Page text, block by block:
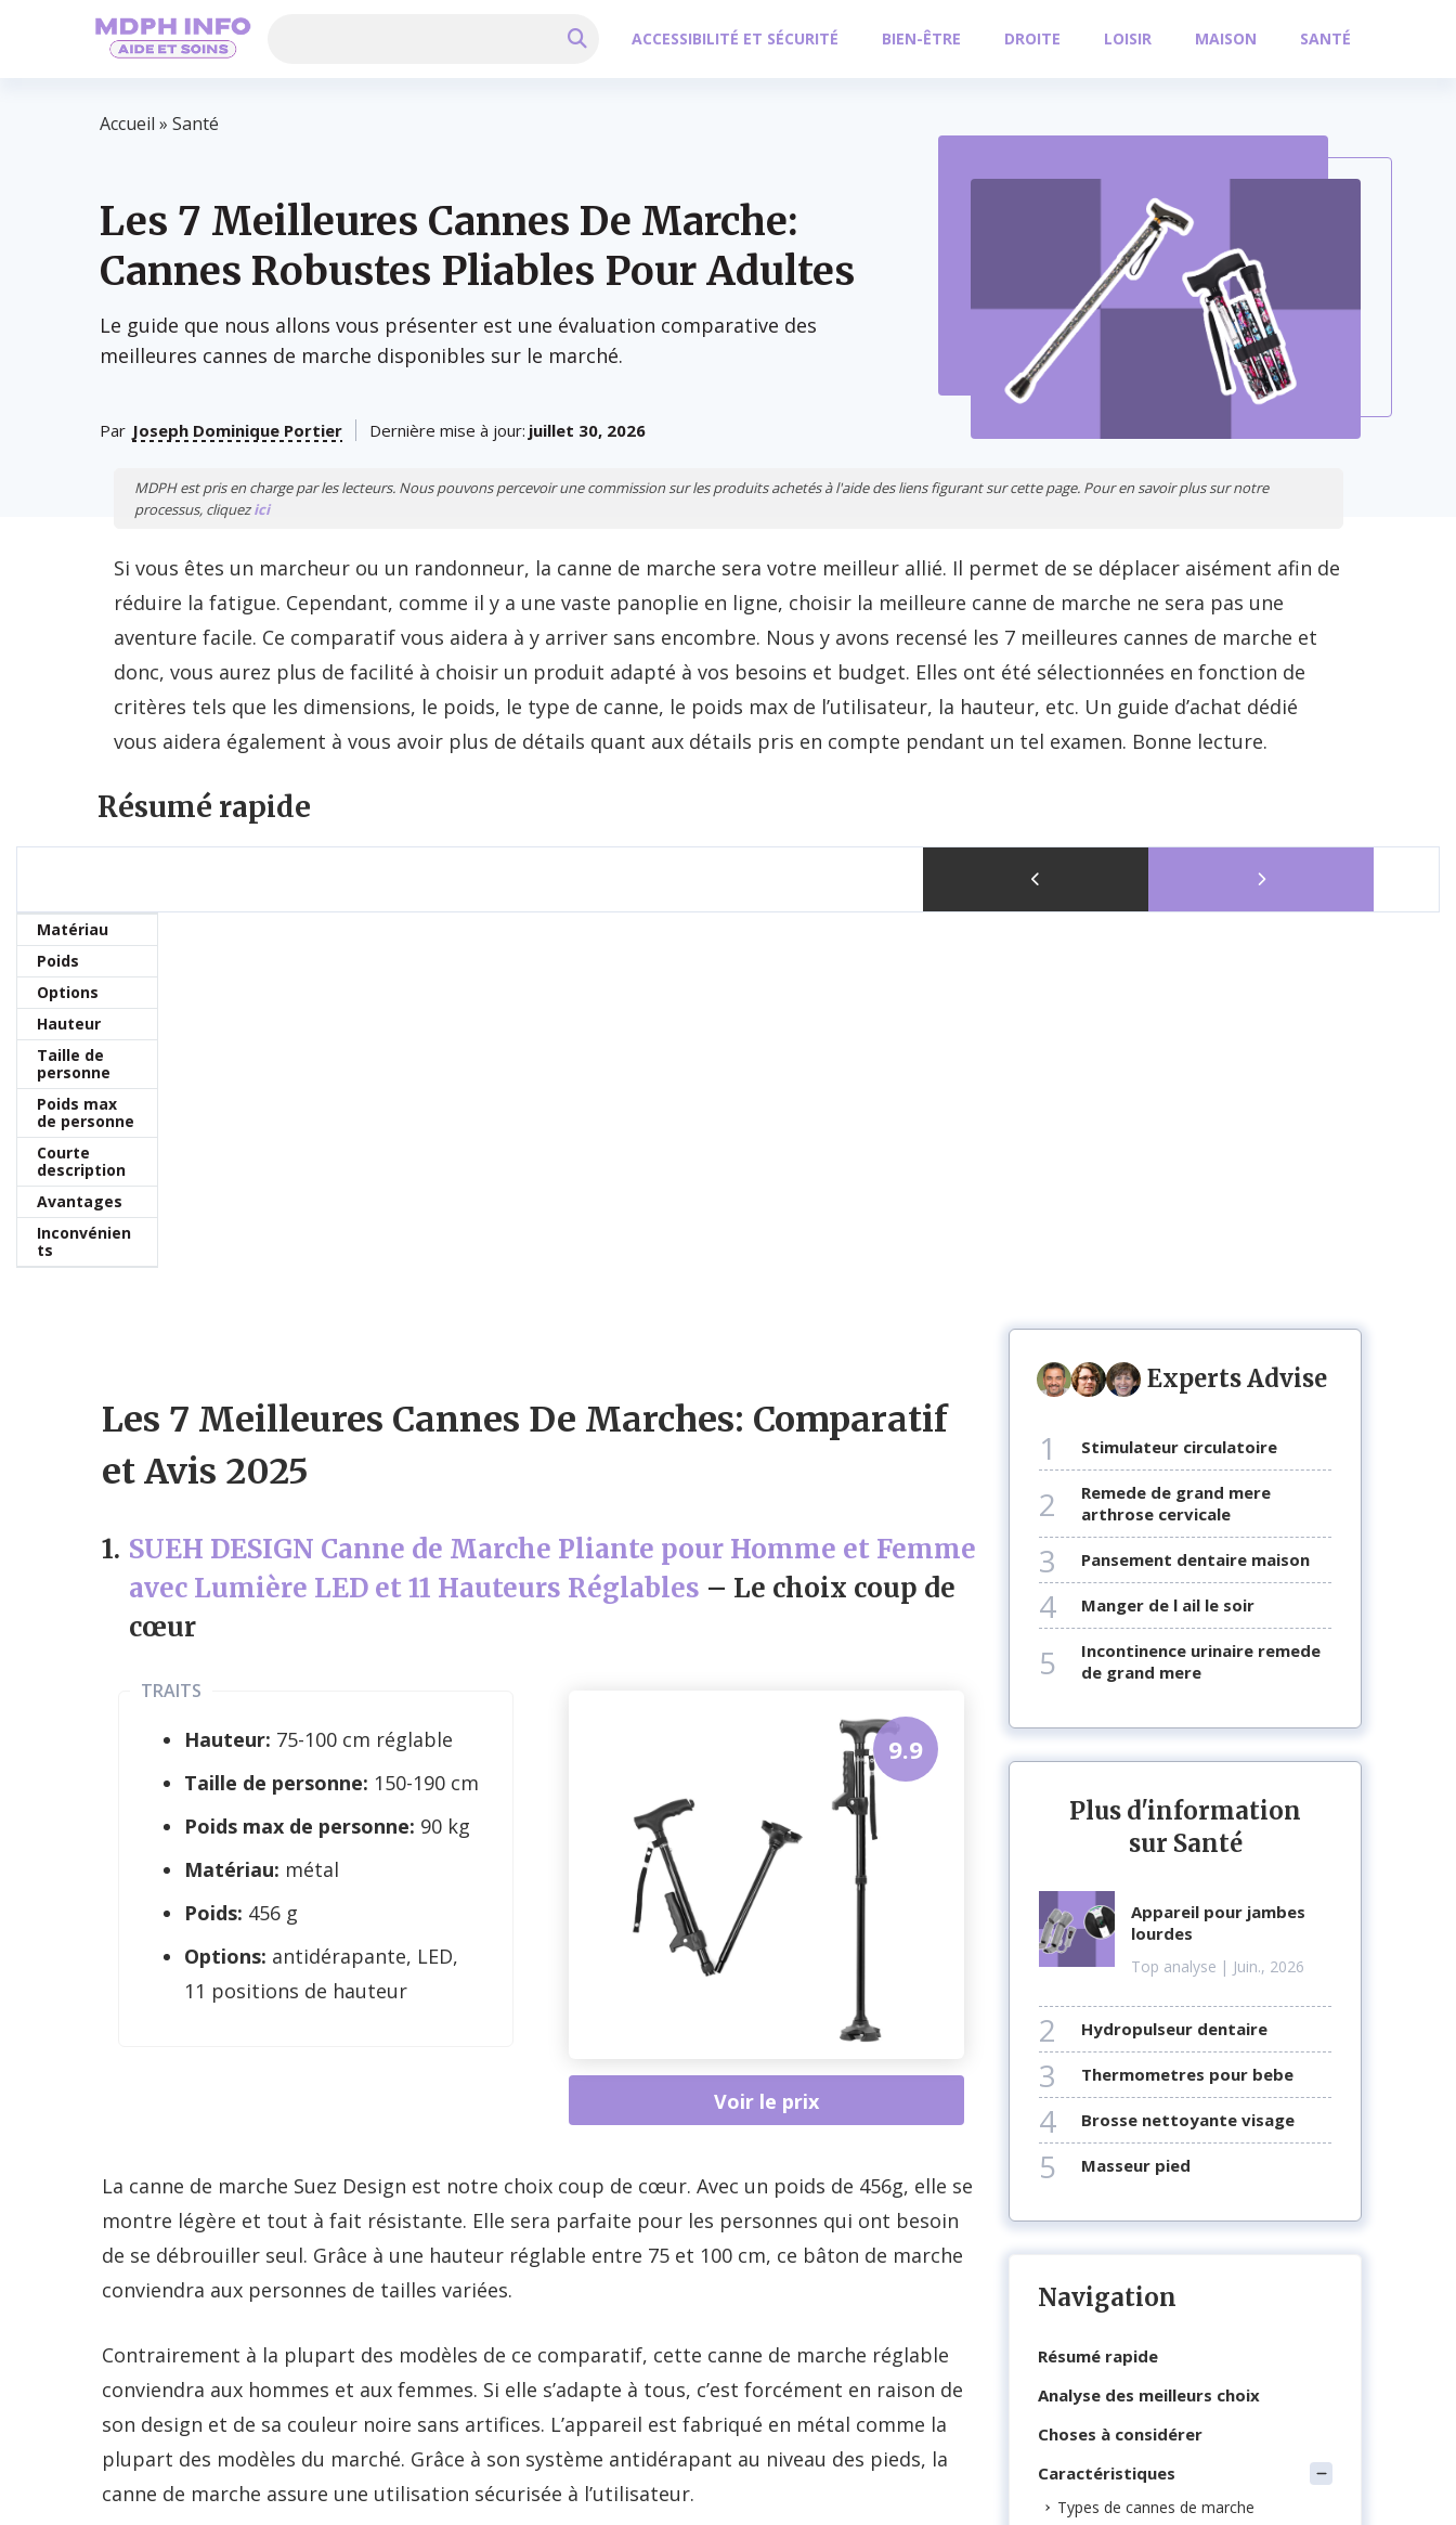
ACCESSIBILITÉ ET SÉCURITÉ BIEN-ÊTRE DROITE LOISIR MAISON SANTÉ
Accueil » Santé
Les 7 Meilleures Cannes De Marche:
Cannes Robustes Pliables Pour Adultes
Le guide que nous allons vous présenter est une évaluation comparative des
meilleures cannes de marche disponibles sur le marché.
Par Joseph Dominique Portier Dernière mise à jour: juillet 30, 2026
MDPH est pris en charge par les lecteurs. Nous pouvons percevoir une commission sur les produits achetés à l'aide des liens figurant sur cette page. Pour en savoir plus sur notre
processus, cliquezici
Si vous êtes un marcheur ou un randonneur, la canne de marche sera votre meilleur allié. Il permet de se déplacer aisément afin de
réduire la fatigue. Cependant, comme il y a une vaste panoplie en ligne, choisir la meilleure canne de marche ne sera pas une
aventure facile. Ce comparatif vous aidera à y arriver sans encombre. Nous y avons recensé les 7 meilleures cannes de marche et
donc, vous aurez plus de facilité à choisir un produit adapté à vos besoins et budget. Elles ont été sélectionnées en fonction de
critères tels que les dimensions, le poids, le type de canne, le poids max de l’utilisateur, la hauteur, etc. Un guide d’achat dédié
vous aidera également à vous avoir plus de détails quant aux détails pris en compte pendant un tel examen. Bonne lecture.
Résumé rapide
Matériau
Poids
Options
Hauteur
Taille de
personne
Poids max
de personne
Courte
description
Avantages
Inconvénien
ts
Les 7 Meilleures Cannes De Marches: Comparatif
et Avis 2025
1. SUEH DESIGN Canne de Marche Pliante pour Homme et Femme
avec Lumière LED et 11 Hauteurs Réglables – Le choix coup de
cœur
TRAITS
Hauteur: 75-100 cm réglable
Taille de personne: 150-190 cm
Poids max de personne: 90 kg
Matériau: métal
Poids: 456 g
Options: antidérapante, LED,
11 positions de hauteur
9.9
Voir le prix
La canne de marche Suez Design est notre choix coup de cœur. Avec un poids de 456g, elle se
montre légère et tout à fait résistante. Elle sera parfaite pour les personnes qui ont besoin
de se débrouiller seul. Grâce à une hauteur réglable entre 75 et 100 cm, ce bâton de marche
conviendra aux personnes de tailles variées.
Contrairement à la plupart des modèles de ce comparatif, cette canne de marche réglable
conviendra aux hommes et aux femmes. Si elle s’adapte à tous, c’est forcément en raison de
son design et de sa couleur noire sans artifices. L’appareil est fabriqué en métal comme la
plupart des modèles du marché. Grâce à son système antidérapant au niveau des pieds, la
canne de marche assure une utilisation sécurisée à l’utilisateur.
Experts Advise
1 stimulateur circulatoire
2
remede de grand mere
arthrose cervicale
3 pansement dentaire maison
4 manger de l ail le soir
5
incontinence urinaire remede
de grand mere
Plus d'information
sur Santé
appareil pour jambes
lourdes
Top analyse | Juin., 2026
2 hydropulseur dentaire
3 thermometres pour bebe
4 brosse nettoyante visage
5 masseur pied
Navigation
Résumé rapide
Analyse des meilleurs choix
Choses à considérer
Caractéristiques
Types de cannes de marche